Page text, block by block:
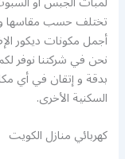
تختلف حسب مقاسها و
أجمل مكونات ديكور
نحن في شركتنا نوفر
بدقة و إتقان في أي
السكنية الأخرى.
كهربائي منازل الكويت